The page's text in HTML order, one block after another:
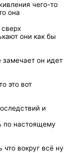
чего-то
она
они как бы
замечает он идет
это вот
и
по настоящему
что вокруг всё ну